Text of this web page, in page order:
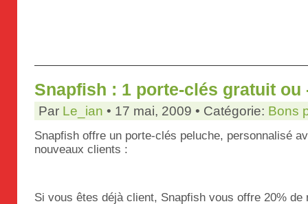
Snapfish : 1 porte-clés gratuit ou
Par Le_ian • 17 mai, 2009 • Catégorie: Bons
Snapfish offre un porte-clés peluche, personnalisé
nouveaux clients :
Si vous êtes déjà client, Snapfish vous offre 20%